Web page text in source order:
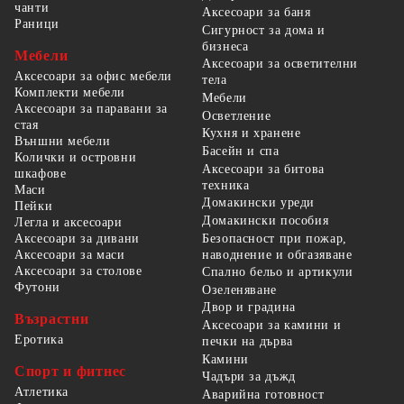
чанти
Раници
Мебели
Аксесоари за офис мебели
Комплекти мебели
Аксесоари за паравани за
стая
Външни мебели
Колички и островни
шкафове
Маси
Пейки
Легла и аксесоари
Аксесоари за дивани
Аксесоари за маси
Аксесоари за столове
Футони
Възрастни
Еротика
Спорт и фитнес
Атлетика
Аксесоари за баня
Сигурност за дома и
бизнеса
Аксесоари за осветителни
тела
Мебели
Осветление
Кухня и хранене
Басейн и спа
Аксесоари за битова
техника
Домакински уреди
Домакински пособия
Безопасност при пожар,
наводнение и обгазяване
Спално бельо и артикули
Озеленяване
Двор и градина
Аксесоари за камини и
печки на дърва
Камини
Чадъри за дъжд
Аварийна готовност